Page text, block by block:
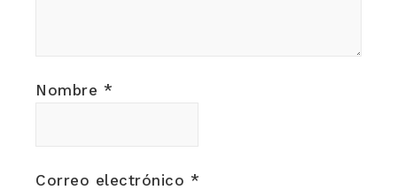
Nombre *
Correo electrónico *